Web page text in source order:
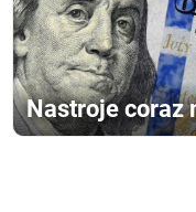
Nastroje coraz